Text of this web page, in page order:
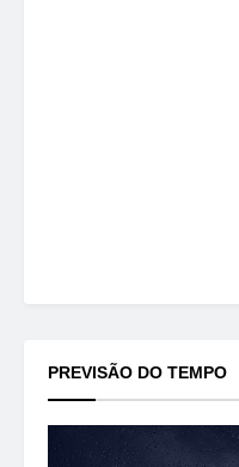
PREVISÃO DO TEMPO